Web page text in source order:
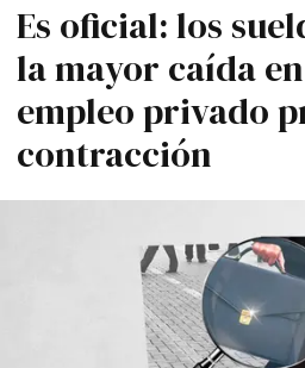
Es oficial: los
la mayor caída
empleo privado
contracción